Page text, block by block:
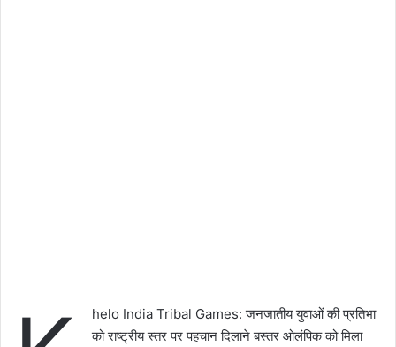
helo India Tribal Games: जनजातीय युवाओं की प्रतिभा
को राष्ट्रीय स्तर पर पहचान दिलाने बस्तर ओलंपिक को मिला